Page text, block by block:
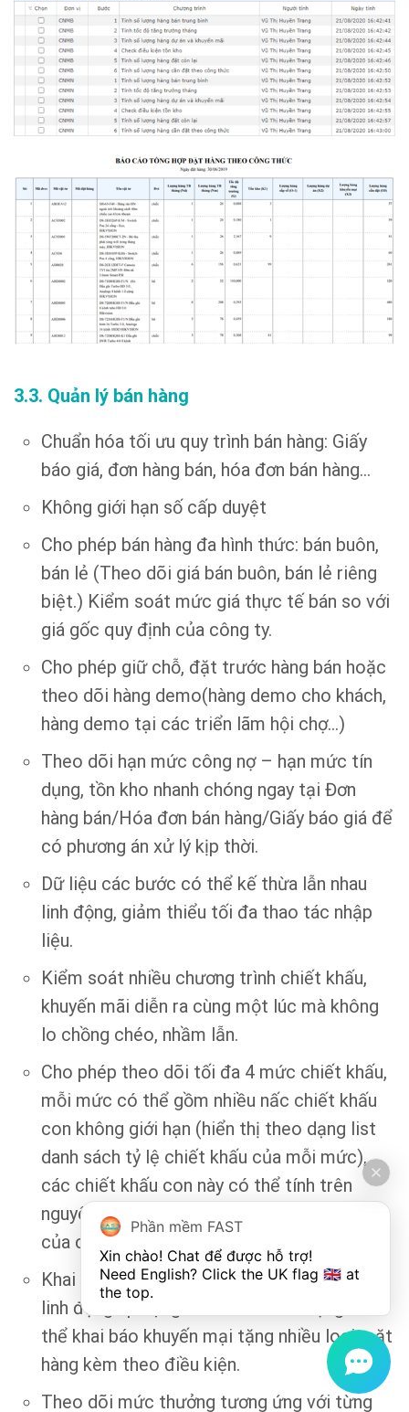
3.3. Quản lý bán hàng
Chuẩn hóa tối ưu quy trình bán hàng: Giấy
báo giá, đơn hàng bán, hóa đơn bán hàng…
Không giới hạn số cấp duyệt
Cho phép bán hàng đa hình thức: bán buôn,
bán lẻ (Theo dõi giá bán buôn, bán lẻ riêng
biệt.) Kiểm soát mức giá thực tế bán so với
giá gốc quy định của công ty.
Cho phép giữ chỗ, đặt trước hàng bán hoặc
theo dõi hàng demo(hàng demo cho khách,
hàng demo tại các triển lãm hội chợ…)
Theo dõi hạn mức công nợ – hạn mức tín
dụng, tồn kho nhanh chóng ngay tại Đơn
hàng bán/Hóa đơn bán hàng/Giấy báo giá để
có phương án xử lý kịp thời.
Dữ liệu các bước có thể kế thừa lẫn nhau
linh động, giảm thiểu tối đa thao tác nhập
liệu.
Kiểm soát nhiều chương trình chiết khấu,
khuyến mãi diễn ra cùng một lúc mà không
lo chồng chéo, nhầm lẫn.
Cho phép theo dõi tối đa 4 mức chiết khấu,
mỗi mức có thể gồm nhiều nấc chiết khấu
con không giới hạn (hiển thị theo dạng list
danh sách tỷ lệ chiết khấu của mỗi mức),
các chiết khấu con này có thể tính trên
nguyên giá gốc hoặc tính trên giá trị còn lại
của các nấc chiết khấu trước.
Khai báo chương trình khuyến mãi tặng hàng
linh động áp dụng cho nhiều đối tượng. Có
thể khai báo khuyến mại tặng nhiều loại mặt
hàng kèm theo điều kiện.
Theo dõi mức thưởng tương ứng với từng
Phần mềm FAST
Xin chào! Chat để được hỗ trợ!
Need English? Click the UK flag 🇬🇧 at
the top.